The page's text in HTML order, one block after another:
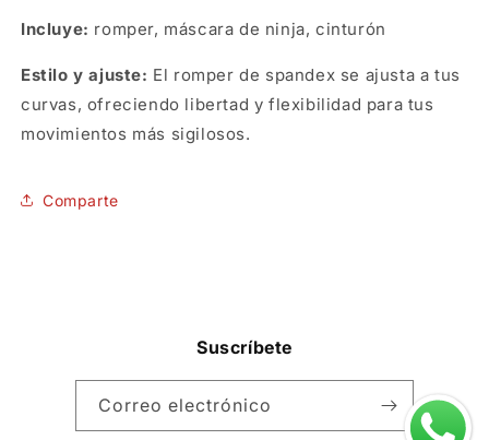
Incluye: romper, máscara de ninja, cinturón
Estilo y ajuste: El romper de spandex se ajusta a tus
curvas, ofreciendo libertad y flexibilidad para tus
movimientos más sigilosos.
SKU:Comparte
Suscríbete
Correo electrónico